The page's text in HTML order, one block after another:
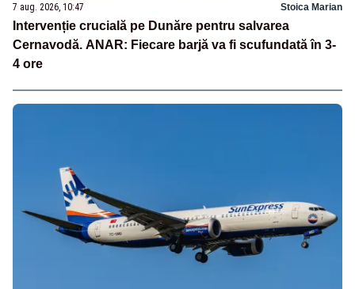
7 aug. 2026, 10:47 Stoica Marian
Intervenție crucială pe Dunăre pentru salvarea
Cernavodă. ANAR: Fiecare barjă va fi scufundată în 3-
4 ore